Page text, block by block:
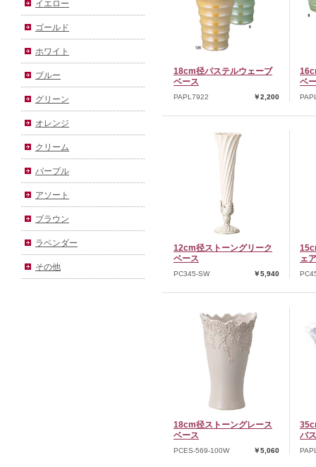
イエロー
ゴールド
ホワイト
ブルー
グリーン
オレンジ
クリーム
パープル
アソート
ブラウン
ラベンダー
その他
18cm径パステルウェーブ
ベース
PAPL7922 ￥2,200
ベ
12cm径ストーングリーク
ベース
PC345-SW ￥5,940
ェ
18cm径ストーングレース
ベース
PCES-569-100W ￥5,060
バ